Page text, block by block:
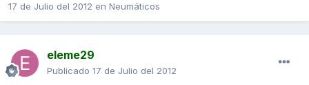
17 de Julio del 2012 en Neumáticos
eleme29
Publicado 17 de Julio del 2012